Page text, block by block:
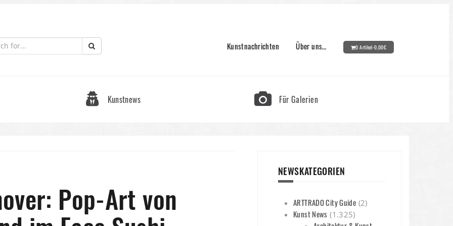
Kunstnachrichten Über uns… 0 Artikel-0,00€
Kunstnews Für Galerien
Pop-Art von
NEWSKATEGORIEN
ARTTRADO City Guide (2)
Kunst News (1.325)